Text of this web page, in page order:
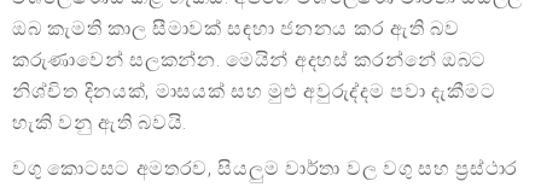
ඔබ කැමති කාල සීමාවක් සඳහා ජනනය කර ඇති බව
කරුණාවෙන් සලකන්න. මෙයින් අදහස් කරන්නේ ඔබට
නිශ්චිත දිනයක්, මාසයක් සහ මුළු අවුරුද්දම පවා දැකීමට
හැකි වනු ඇති බවයි.
වගු කොටසට අමතරව, සියලුම වාර්තා වල වගු සහ ප්‍රස්ථාර